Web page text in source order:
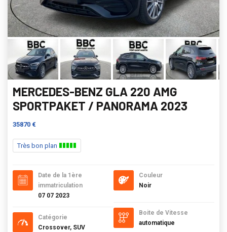
MERCEDES-BENZ GLA 220 AMG
SPORTPAKET / PANORAMA 2023
35870 €
Très bon plan
Date de la 1ère
immatriculation
07 07 2023
Catégorie
Crossover, SUV
Couleur
Noir
Boite de Vitesse
automatique